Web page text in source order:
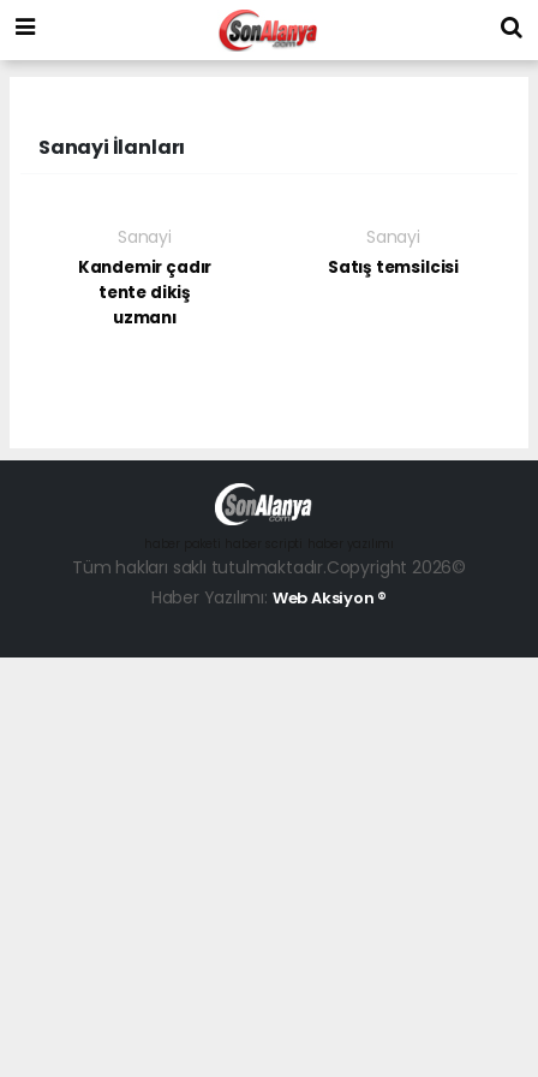
Sanayi İlanları
Sanayi
Kandemir çadır
tente dikiş
uzmanı
Sanayi
Satış temsilcisi
Tüm hakları saklı tutulmaktadır.Copyright 2026©
Haber Yazılımı: Web Aksiyon ®